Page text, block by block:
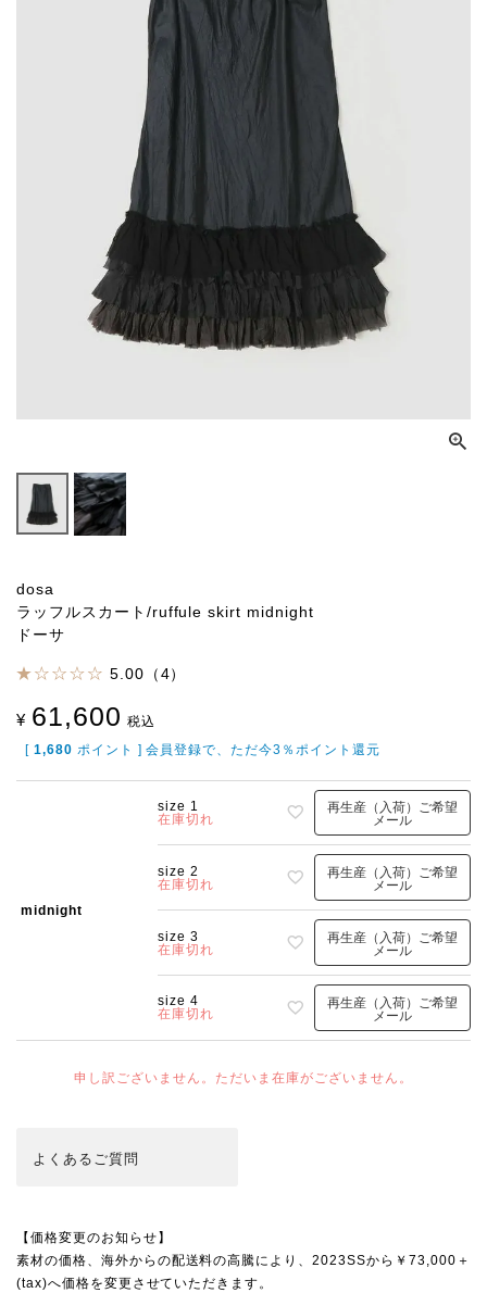
dosa
ラッフルスカート/ruffule skirt midnight
ドーサ
5.00（4）
¥ 61,600 税込
[ 1,680 ポイント ] 会員登録で、ただ今3％ポイント還元
midnight
size 1
在庫切れ
再生産（入荷）ご希望
メール
size 2
在庫切れ
再生産（入荷）ご希望
メール
size 3
在庫切れ
再生産（入荷）ご希望
メール
size 4
在庫切れ
再生産（入荷）ご希望
メール
申し訳ございません。ただいま在庫がございません。
よくある ご質問
【価格変更のお知らせ】
素材の価格、海外からの配送料の高騰により、2023SSから￥73,000＋
(tax)へ価格を変更させていただきます。